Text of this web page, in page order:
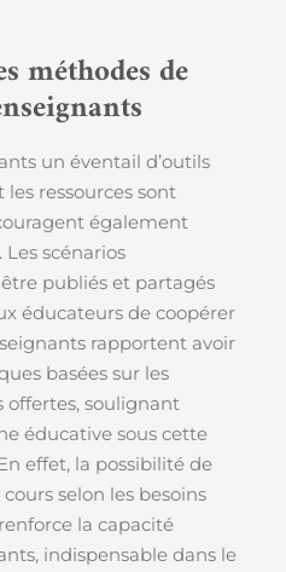
méthodes de
un éventail d’outils
ressources sont
également
scénarios
publiés et partagés
éducateurs de coopérer
rapportent avoir
basées sur les
soulignant
éducative sous cette
effet, la possibilité de
selon les besoins
la capacité
indispensable dans le